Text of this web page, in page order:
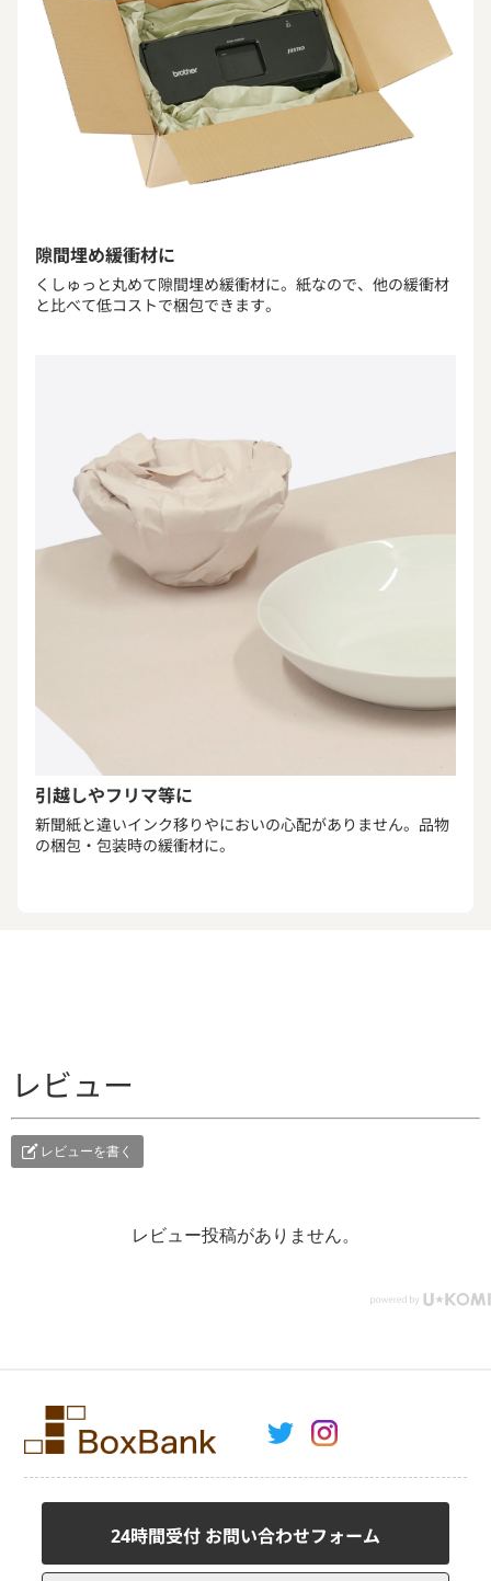
隙間埋め緩衝材に
くしゅっと丸めて隙間埋め緩衝材に。紙なので、他の緩衝材
と比べて低コストで梱包できます。
引越しやフリマ等に
新聞紙と違いインク移りやにおいの心配がありません。品物
の梱包・包装時の緩衝材に。
レビュー
レビューを書く
レビュー投稿がありません。
24時間受付 お問い合わせフォーム